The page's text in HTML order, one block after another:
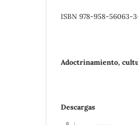
ISBN 978-958-56063-
Adoctrinamiento,
Descargas